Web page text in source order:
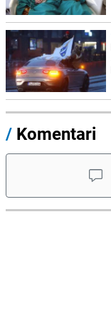
/ Komentari